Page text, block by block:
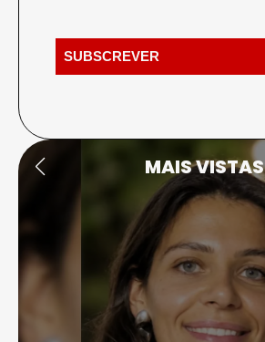
MAIS VISTAS